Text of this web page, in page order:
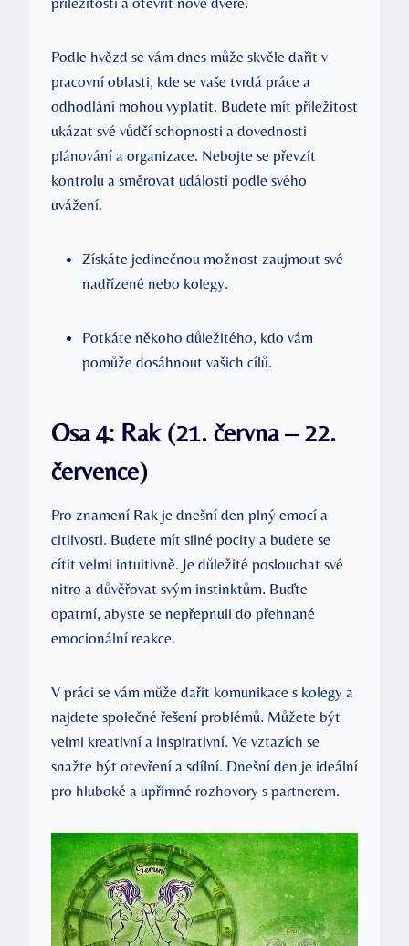
Podle hvězd se vám dnes může skvěle dařit v
pracovní oblasti, kde se vaše tvrdá práce a
odhodlání mohou vyplatit. Budete mít příležitost
ukázat své vůdčí schopnosti a dovednosti
plánování a organizace. Nebojte se převzít
kontrolu a směrovat události podle svého
uvážení.
Získáte jedinečnou možnost zaujmout své
nadřízené nebo kolegy.
Potkáte někoho důležitého, kdo vám
pomůže dosáhnout vašich cílů.
Osa 4: Rak (21. června – 22.
července)
Pro znamení Rak je dnešní den plný emocí a
citlivosti. Budete mít silné pocity a budete se
cítit velmi intuitivně. Je důležité poslouchat své
nitro a důvěřovat svým instinktům. Buďte
opatrní, abyste se nepřepnuli do přehnané
emocionální reakce.
V práci se vám může dařit komunikace s kolegy a
najdete společné řešení problémů. Můžete být
velmi kreativní a inspirativní. Ve vztazích se
snažte být otevření a sdílní. Dnešní den je ideální
pro hluboké a upřímné rozhovory s partnerem.